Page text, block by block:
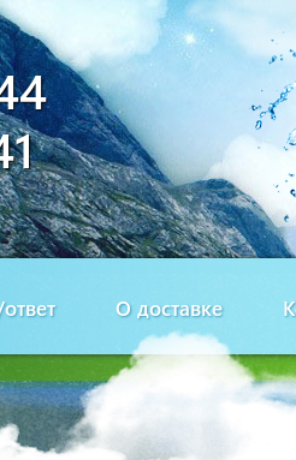
О доставке